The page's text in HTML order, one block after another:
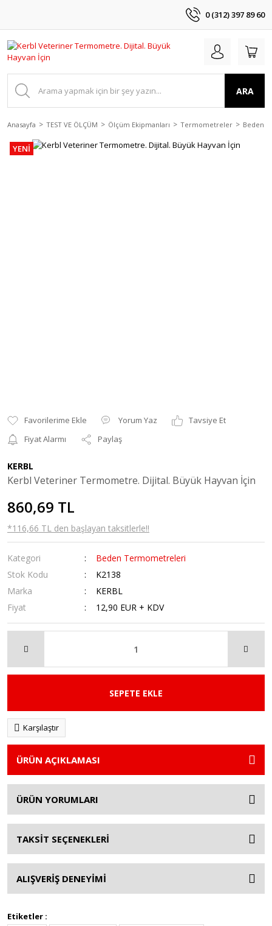
0 (312) 397 89 60
ARA
Anasayfa TEST VE ÖLÇÜM Ölçüm Ekipmanları Termometreler Beden
YENİ
Yorum Yaz
Tavsiye Et
Fiyat Alarmı
Paylaş
KERBL
Kerbl Veteriner Termometre. Dijital. Büyük Hayvan İçin
860,69 TL
*116,66 TL den başlayan taksitlerle!!
Kategori
Beden Termometreleri
Stok Kodu
K2138
Marka
KERBL
Fiyat
12,90 EUR + KDV
SEPETE EKLE
Karşılaştır
ÜRÜN AÇIKLAMASI
ÜRÜN YORUMLARI
TAKSİT SEÇENEKLERİ
ALIŞVERİŞ DENEYİMİ
Etiketler :